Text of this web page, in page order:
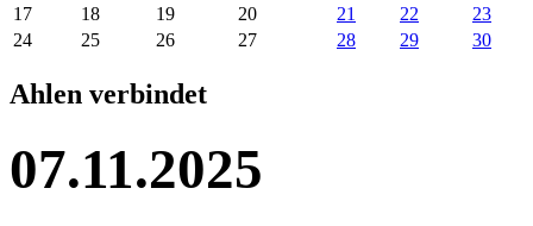
17
18 19 20 21 22
23
24
25 26 27 28 29 30
Ahlen verbindet
07.11.2025